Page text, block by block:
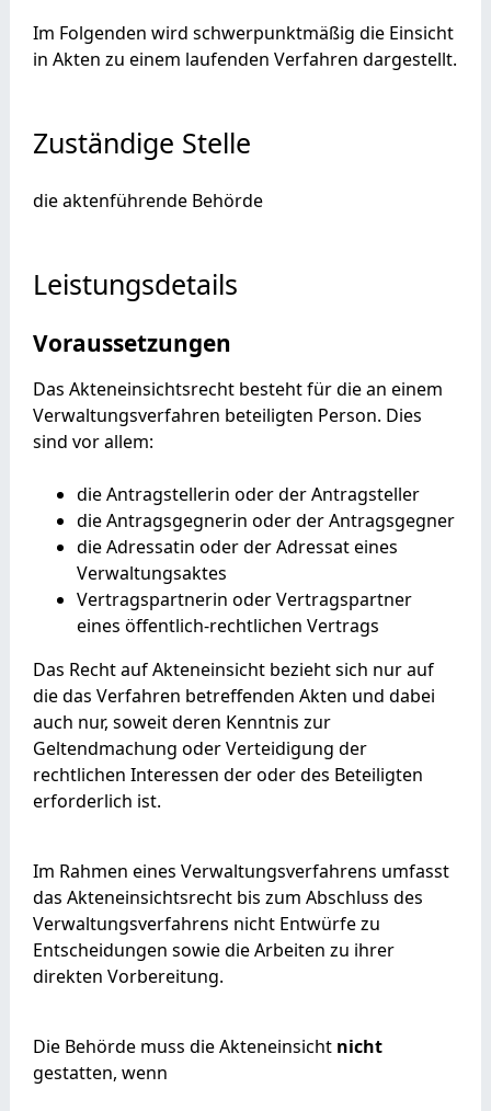
Im Folgenden wird schwerpunktmäßig die Einsicht
in Akten zu einem laufenden Verfahren dargestellt.
Zuständige Stelle
die aktenführende Behörde
Leistungsdetails
Voraussetzungen
Das Akteneinsichtsrecht besteht für die an einem
Verwaltungsverfahren beteiligten Person. Dies
sind vor allem:
die Antragstellerin oder der Antragsteller
die Antragsgegnerin oder der Antragsgegner
die Adressatin oder der Adressat eines
Verwaltungsaktes
Vertragspartnerin oder Vertragspartner
eines öffentlich-rechtlichen Vertrags
Das Recht auf Akteneinsicht bezieht sich nur auf
die das Verfahren betreffenden Akten und dabei
auch nur, soweit deren Kenntnis zur
Geltendmachung oder Verteidigung der
rechtlichen Interessen der oder des Beteiligten
erforderlich ist.
Im Rahmen eines Verwaltungsverfahrens umfasst
das Akteneinsichtsrecht bis zum Abschluss des
Verwaltungsverfahrens nicht Entwürfe zu
Entscheidungen sowie die Arbeiten zu ihrer
direkten Vorbereitung.
Die Behörde muss die Akteneinsicht nicht
gestatten, wenn